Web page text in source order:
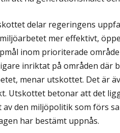
delar regeringens
mer effektivt,
inom prioriterade
inriktat på områden där
menar utskottet. Det är
Utskottet betonar att det
den miljöpolitik som förs
har bestämt uppnås.